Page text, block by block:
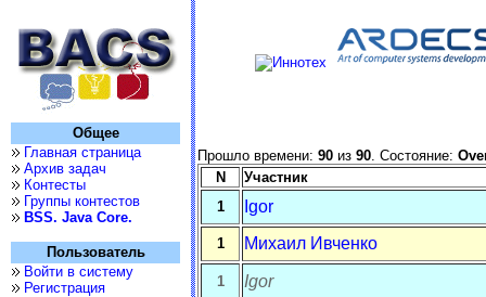
Общее
Главная страница
Архив задач
Контесты
Группы контестов
BSS. Java Core.
Пользователь
Войти в систему
Регистрация
Прошло времени: 90 из 90. Состояние:
N
Участник
1
Igor
1 Михаил Ивченко
1 Igor